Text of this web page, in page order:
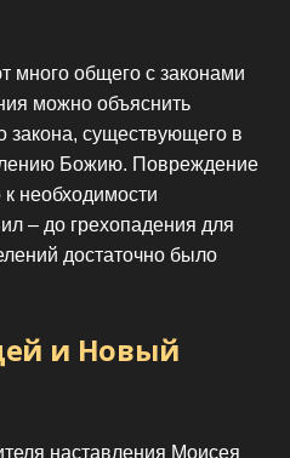
много общего с законами
можно объяснить
закона, существующего в
Божию. Повреждение
необходимости
– до грехопадения для
достаточно было
и Новый
наставления Моисея